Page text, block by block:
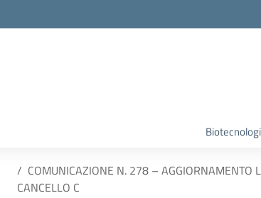
COMUNICAZIONE N. 278 – AGGIORNAMENTO
CANCELLO C